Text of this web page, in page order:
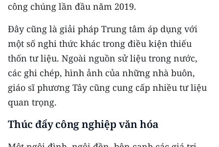
công chúng lần đầu năm 2019.
Đây cũng là giải pháp Trung tâm áp dụng với
một số nghi thức khác trong điều kiện thiếu
thốn tư liệu. Ngoài nguồn sử liệu trong nước,
các ghi chép, hình ảnh của những nhà buôn,
giáo sĩ phương Tây cũng cung cấp nhiều tư liệu
quan trọng.
Thúc đẩy công nghiệp văn hóa